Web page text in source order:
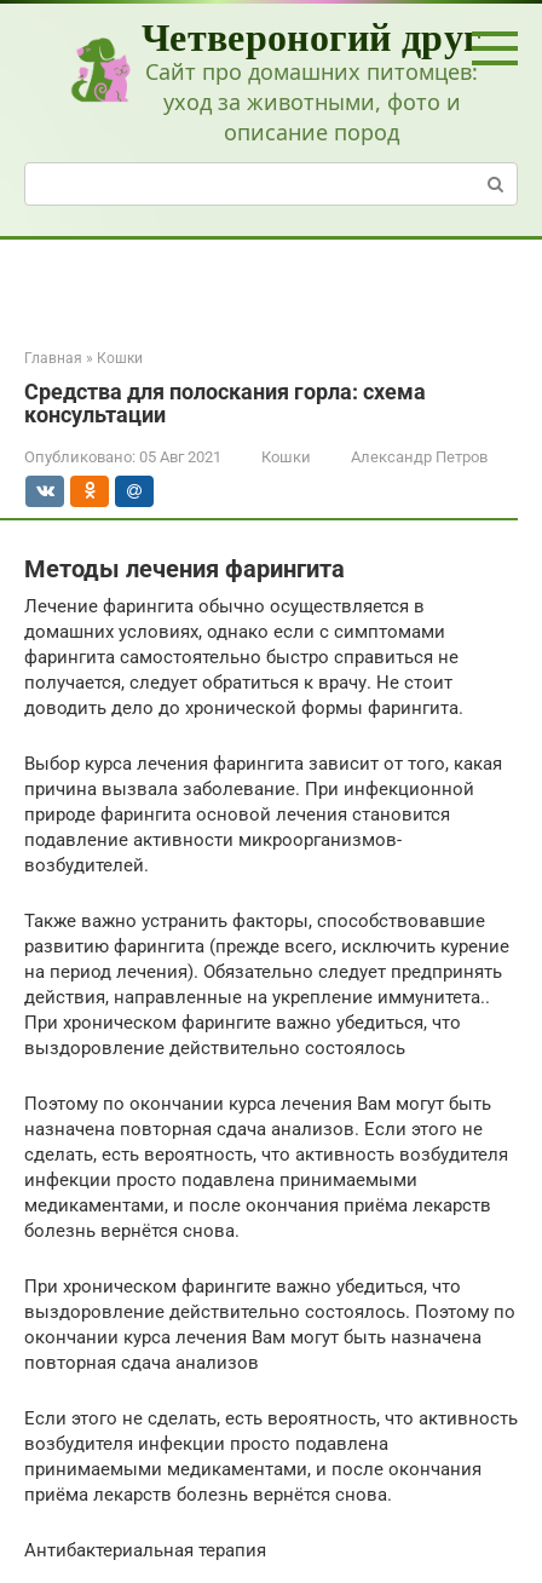
Перейти
Четвероногий друг
Сайт про домашних питомцев:
уход за животными, фото и
описание пород
Поиск:
Главная » Кошки
Средства для полоскания горла: схема
консультации
Опубликовано: 05 Авг 2021 Кошки Александр Петров
Методы лечения фарингита
Лечение фарингита обычно осуществляется в
домашних условиях, однако если с симптомами
фарингита самостоятельно быстро справиться не
получается, следует обратиться к врачу. Не стоит
доводить дело до хронической формы фарингита.
Выбор курса лечения фарингита зависит от того, какая
причина вызвала заболевание. При инфекционной
природе фарингита основой лечения становится
подавление активности микроорганизмов-
возбудителей.
Также важно устранить факторы, способствовавшие
развитию фарингита (прежде всего, исключить курение
на период лечения). Обязательно следует предпринять
действия, направленные на укрепление иммунитета..
При хроническом фарингите важно убедиться, что
выздоровление действительно состоялось
Поэтому по окончании курса лечения Вам могут быть
назначена повторная сдача анализов. Если этого не
сделать, есть вероятность, что активность возбудителя
инфекции просто подавлена принимаемыми
медикаментами, и после окончания приёма лекарств
болезнь вернётся снова.
При хроническом фарингите важно убедиться, что
выздоровление действительно состоялось. Поэтому по
окончании курса лечения Вам могут быть назначена
повторная сдача анализов
Если этого не сделать, есть вероятность, что активность
возбудителя инфекции просто подавлена
принимаемыми медикаментами, и после окончания
приёма лекарств болезнь вернётся снова.
Антибактериальная терапия